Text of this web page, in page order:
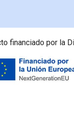
financiado por la